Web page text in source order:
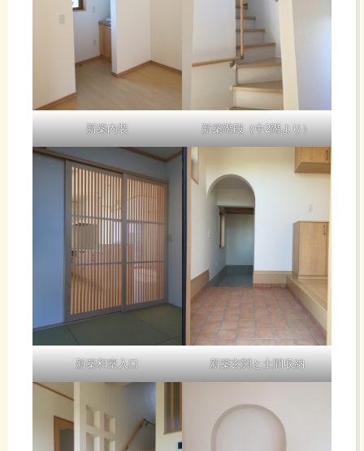
新築内装 新築階段（中2階より）
新築和室入口 新築玄関と土間収納